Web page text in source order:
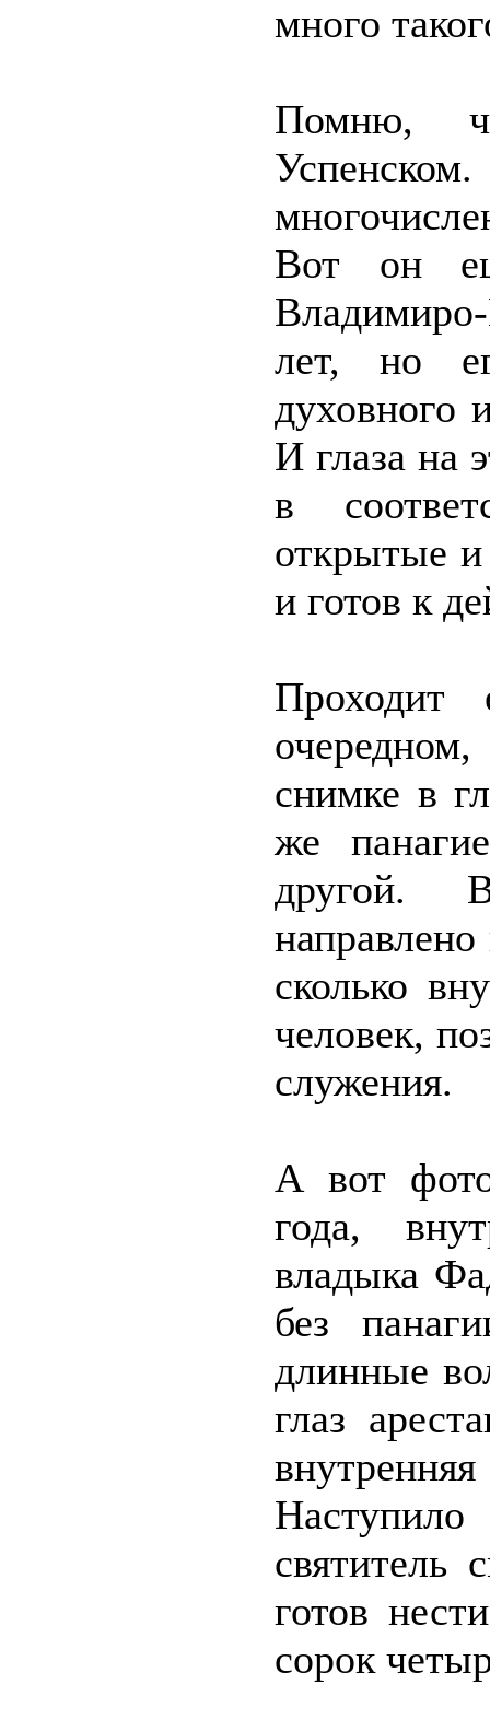
много
Помню,
Вот он
лет, но
духовного
И глаза на
в
открытые
и готов к
снимке в
же
другой.
сколько
человек,
служения.
А вот
года,
владыка
без
длинные
глаз
святитель
готов
сорок